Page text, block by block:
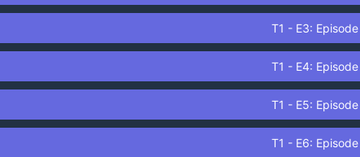
T1 - E3: Episode
T1 - E4: Episode
T1 - E5: Episode
T1 - E6: Episode